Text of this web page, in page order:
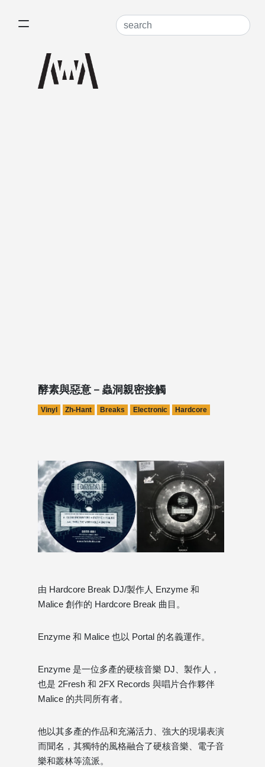
酵素與惡意－蟲洞親密接觸
Vinyl Zh-Hant Breaks Electronic Hardcore
由 Hardcore Break DJ/製作人 Enzyme 和
Malice 創作的 Hardcore Break 曲目。
Enzyme 和 Malice 也以 Portal 的名義運作。
Enzyme 是一位多產的硬核音樂 DJ、製作人，
也是 2Fresh 和 2FX Records 與唱片合作夥伴
Malice 的共同所有者。
他以其多產的作品和充滿活力、強大的現場表演
而聞名，其獨特的風格融合了硬核音樂、電子音
樂和叢林等流派。